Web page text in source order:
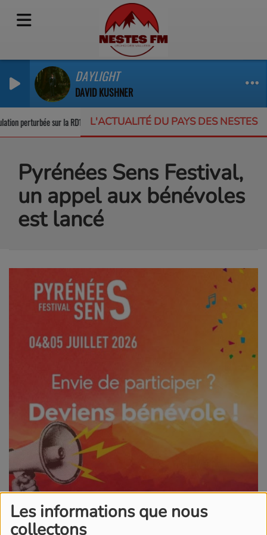
Les informations que nous
collectons
DAYLIGHT
DAVID KUSHNER
L'ACTUALITÉ DU PAYS DES NESTES
perturbée sur la RD123 Un appel à projets pour protéger la biodiversité
Pyrénées Sens Festival,
un appel aux bénévoles
est lancé